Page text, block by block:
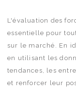
L'évaluation des
essentielle pour
sur le marché. En
en utilisant les
tendances, les
et renforcer leur